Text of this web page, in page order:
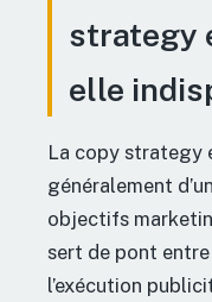
strategy
elle
La copy strategy
généralement
objectifs
sert de pont
l’exécution